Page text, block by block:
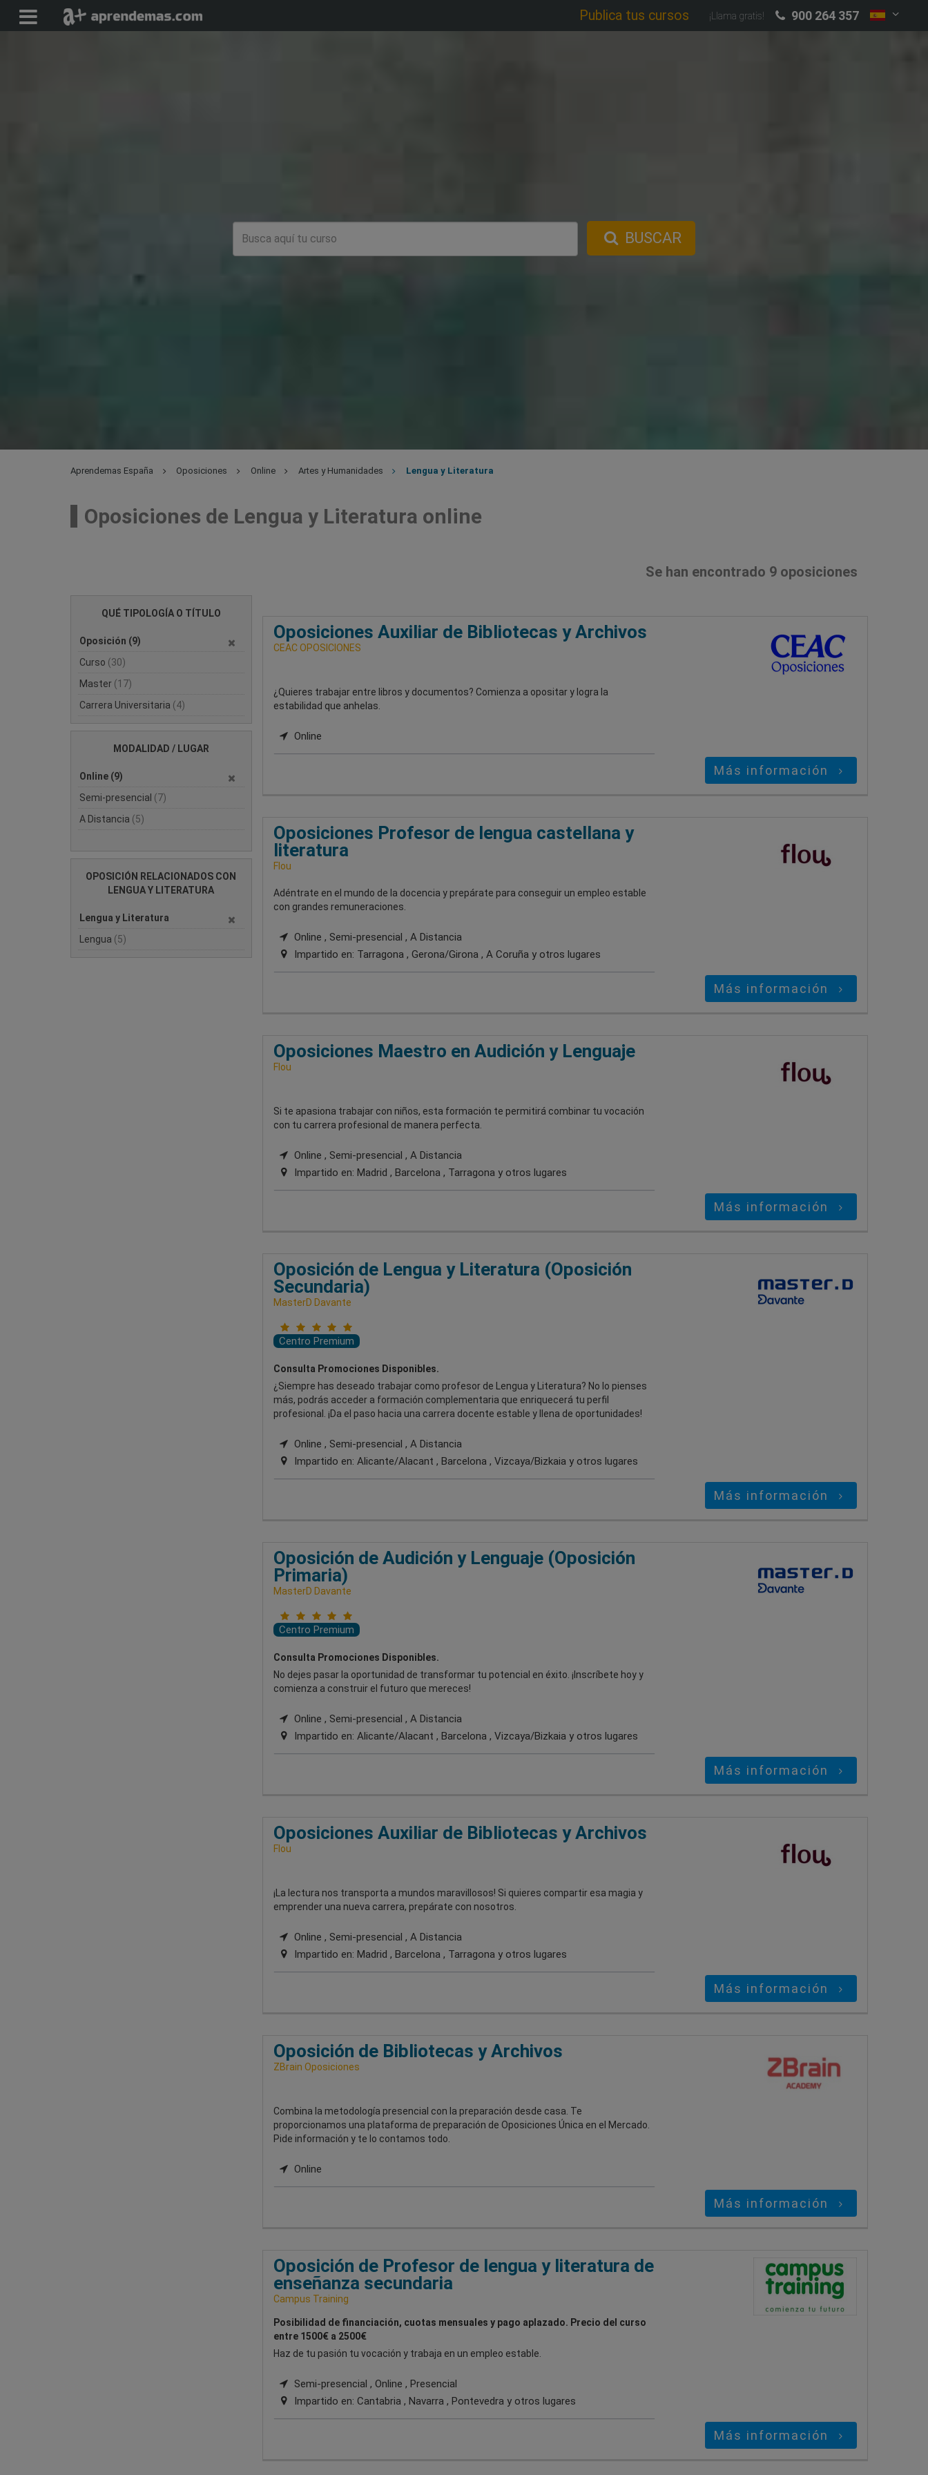
Publica tus cursos ¡Llama gratis! 900 264 357
BUSCAR
Aprendemas España Oposiciones Online Artes y Humanidades Lengua y Literatura
Oposiciones de Lengua y Literatura online
Se han encontrado 9 oposiciones
QUÉ TIPOLOGÍA O TÍTULO
Oposición (9)
Curso (30)
Master (17)
Carrera Universitaria (4)
MODALIDAD / LUGAR
Online (9)
Semi-presencial (7)
A Distancia (5)
OPOSICIÓN RELACIONADOS CON
LENGUA Y LITERATURA
Lengua y Literatura
Lengua (5)
Oposiciones Auxiliar de Bibliotecas y Archivos
CEAC OPOSICIONES
¿Quieres trabajar entre libros y documentos? Comienza a opositar y logra la
estabilidad que anhelas.
Online
Más información
Oposiciones Profesor de lengua castellana y
literatura
Flou
Adéntrate en el mundo de la docencia y prepárate para conseguir un empleo estable
con grandes remuneraciones.
Online , Semi-presencial , A Distancia
Impartido en: Tarragona , Gerona/Girona , A Coruña y otros lugares
Más información
Oposiciones Maestro en Audición y Lenguaje
Flou
Si te apasiona trabajar con niños, esta formación te permitirá combinar tu vocación
con tu carrera profesional de manera perfecta.
Online , Semi-presencial , A Distancia
Impartido en: Madrid , Barcelona , Tarragona y otros lugares
Más información
Oposición de Lengua y Literatura (Oposición
Secundaria)
MasterD Davante
Centro Premium
Consulta Promociones Disponibles.
¿Siempre has deseado trabajar como profesor de Lengua y Literatura? No lo pienses
más, podrás acceder a formación complementaria que enriquecerá tu perfil
profesional. ¡Da el paso hacia una carrera docente estable y llena de oportunidades!
Online , Semi-presencial , A Distancia
Impartido en: Alicante/Alacant , Barcelona , Vizcaya/Bizkaia y otros lugares
Más información
Oposición de Audición y Lenguaje (Oposición
Primaria)
MasterD Davante
Centro Premium
Consulta Promociones Disponibles.
No dejes pasar la oportunidad de transformar tu potencial en éxito. ¡Inscríbete hoy y
comienza a construir el futuro que mereces!
Online , Semi-presencial , A Distancia
Impartido en: Alicante/Alacant , Barcelona , Vizcaya/Bizkaia y otros lugares
Más información
Oposiciones Auxiliar de Bibliotecas y Archivos
Flou
¡La lectura nos transporta a mundos maravillosos! Si quieres compartir esa magia y
emprender una nueva carrera, prepárate con nosotros.
Online , Semi-presencial , A Distancia
Impartido en: Madrid , Barcelona , Tarragona y otros lugares
Más información
Oposición de Bibliotecas y Archivos
ZBrain Oposiciones
Combina la metodología presencial con la preparación desde casa. Te
proporcionamos una plataforma de preparación de Oposiciones Única en el Mercado.
Pide información y te lo contamos todo.
Online
Más información
Oposición de Profesor de lengua y literatura de
enseñanza secundaria
Campus Training
Posibilidad de financiación, cuotas mensuales y pago aplazado. Precio del curso
entre 1500€ a 2500€
Haz de tu pasión tu vocación y trabaja en un empleo estable.
Semi-presencial , Online , Presencial
Impartido en: Cantabria , Navarra , Pontevedra y otros lugares
Más información